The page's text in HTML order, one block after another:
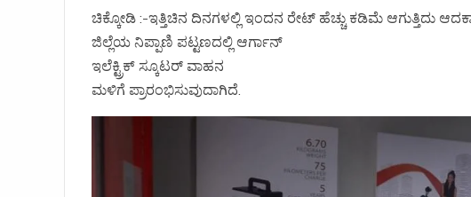
ಚಿಕ್ಕೋಡಿ :-ಇತ್ತಿಚಿನ ದಿನಗಳಲ್ಲಿ ಇಂದನ ರೇಟ್ ಹೆಚ್ಚು ಕಡಿಮೆ ಆಗುತ್ತಿದು
ಜಿಲ್ಲೆಯ ನಿಪ್ಪಾಣಿ ಪಟ್ಟಣದಲ್ಲಿ ಆರ್ಗಾನ್
ಇಲೆಕ್ಟ್ರಿಕ್ ಸ್ಕೂಟರ್ ವಾಹನ
ಮಳಿಗೆ ಪ್ರಾರಂಭಿಸುವುದಾಗಿದೆ.